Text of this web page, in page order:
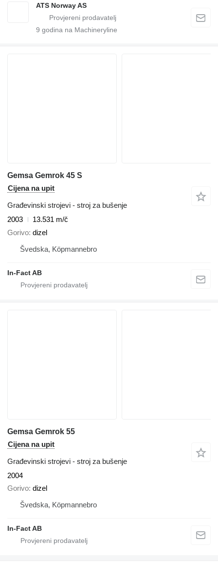
ATS Norway AS
9 godina na Machineryline
Gemsa Gemrok 45 S
Cijena na upit
Građevinski strojevi - stroj za bušenje
2003
13.531 m/č
Gorivo dizel
Švedska, Köpmannebro
In-Fact AB
Gemsa Gemrok 55
Cijena na upit
Građevinski strojevi - stroj za bušenje
2004
Gorivo dizel
Švedska, Köpmannebro
In-Fact AB